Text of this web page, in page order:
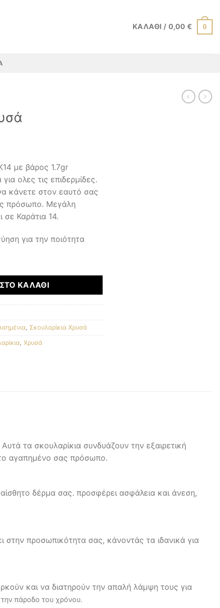
ΚΑΛΆΘΙ / 0,00€ 0
με βάρος 1.7gr
ολες τις επιδερμίδες.
κάνετε στον εαυτό σας
πρόσωπο. Μεγάλη
σε Καράτια 14.
για την ποιότητα
ΚΑΛΆΘΙ
, Σκουλαρίκια Χρυσά
, Χρυσά
τα σκουλαρίκια συνδυάζουν την εξαιρετική
αγαπημένο σας πρόσωπο.
δέρμα σας. προσφέρει ασφάλεια και άνεση,
στην προσωπικότητα σας, κάνοντάς τα ιδανικά για
και να διατηρούν την απαλή λάμψη τους για
πάροδο του χρόνου.